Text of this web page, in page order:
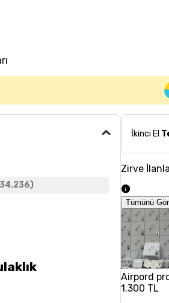
34.236)
İkinci El
Zirve
Tümünü Gör
Airpord
1.300 TL